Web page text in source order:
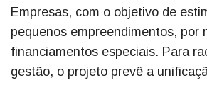
Empresas, com o objetivo de
pequenos empreendimentos, por
financiamentos especiais. Para
gestão, o projeto prevê a